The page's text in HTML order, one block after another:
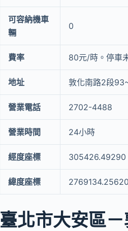
可容納機車
輛
0
費率 80元/時。停車
地址 敦化南路2段
營業電話 2702-4488
營業時間 24小時
經度座標 305426.49290
緯度座標 2769134.25620
臺北市大安區